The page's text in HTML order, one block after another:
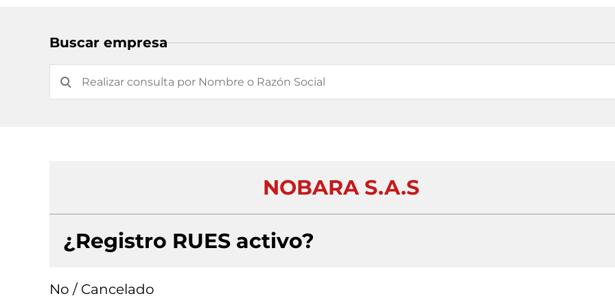
Buscar empresa
NOBARA S.A.S
¿Registro RUES activo?
No / Cancelado